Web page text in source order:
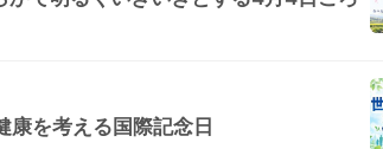
康を考える国際記念日